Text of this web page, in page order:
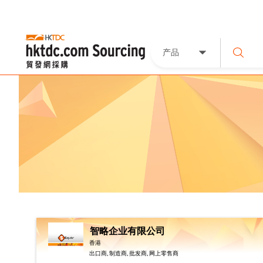
产品
智略企业有限公司
香港
出口商, 制造商, 批发商, 网上零售商